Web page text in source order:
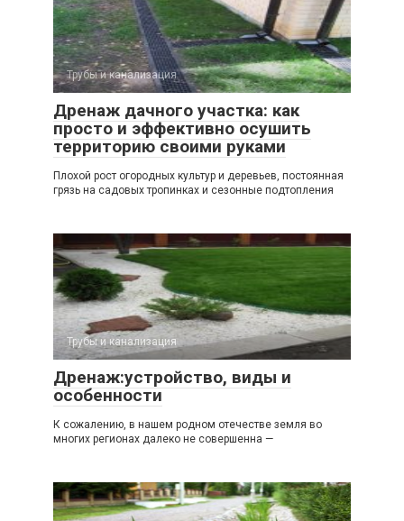
Трубы и канализация
Дренаж дачного участка: как
просто и эффективно осушить
территорию своими руками
Плохой рост огородных культур и деревьев, постоянная
грязь на садовых тропинках и сезонные подтопления
Трубы и канализация
Дренаж:устройство, виды и
особенности
К сожалению, в нашем родном отечестве земля во
многих регионах далеко не совершенна —